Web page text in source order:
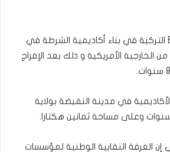
شرعت شركة Bozdemir التركية في بناء أكاديمية الشرطة في
الخارجية الأمريكية و ذلك بعد الإفراج
في مدينة النفيضة بولاية
وعلى مساحة ثمانين هكتارا.
الغرفة النقابية الوطنية لمؤسسات